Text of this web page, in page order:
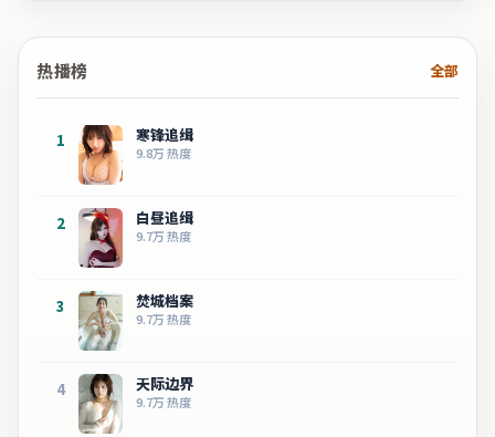
热播榜 全部
1 寒锋追缉
9.8万热度
2 白昼追缉
9.7万热度
3 焚城档案
9.7万热度
4 天际边界
9.7万热度